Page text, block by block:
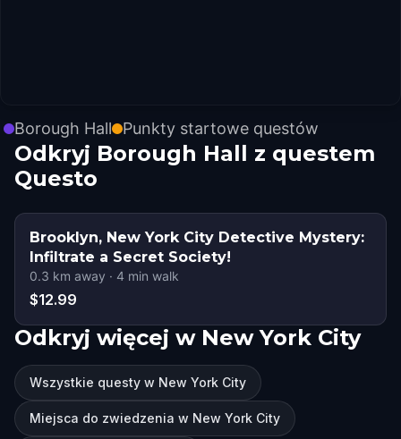
Borough Hall Punkty startowe questów
Odkryj Borough Hall z questem
Questo
Brooklyn, New York City Detective Mystery:
Infiltrate a Secret Society!
0.3 km away · 4 min walk
$12.99
Odkryj więcej w New York City
Wszystkie questy w New York City
Miejsca do zwiedzenia w New York City